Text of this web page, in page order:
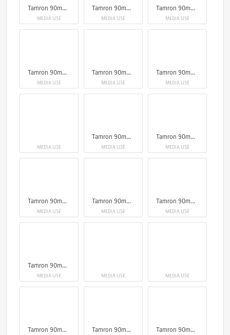
Tamron 90mm F2.8 Di III Macro VXD
MEDIA USE
Tamron 90mm F2.8 Di III Macro VXD
MEDIA USE
Tamron 90mm F2.8 Di III Macro VXD
MEDIA USE
Tamron 90mm F2.8 Di III Macro VXD
MEDIA USE
Tamron 90mm F2.8 Di III Macro VXD
MEDIA USE
Tamron 90mm F2.8 Di III Macro VXD
MEDIA USE
MEDIA USE
Tamron 90mm F2.8 Di III Macro VXD
MEDIA USE
Tamron 90mm F2.8 Di III Macro VXD
MEDIA USE
Tamron 90mm F2.8 Di III Macro VXD
MEDIA USE
Tamron 90mm F2.8 Di III Macro VXD
MEDIA USE
Tamron 90mm F2.8 Di III Macro VXD
MEDIA USE
Tamron 90mm F2.8 Di III Macro VXD
MEDIA USE MEDIA USE MEDIA USE
Tamron 90mm F2.8 Di III Macro VXD Tamron 90mm F2.8 Di III Macro VXD Tamron 90mm F2.8 Di III Macro VXD